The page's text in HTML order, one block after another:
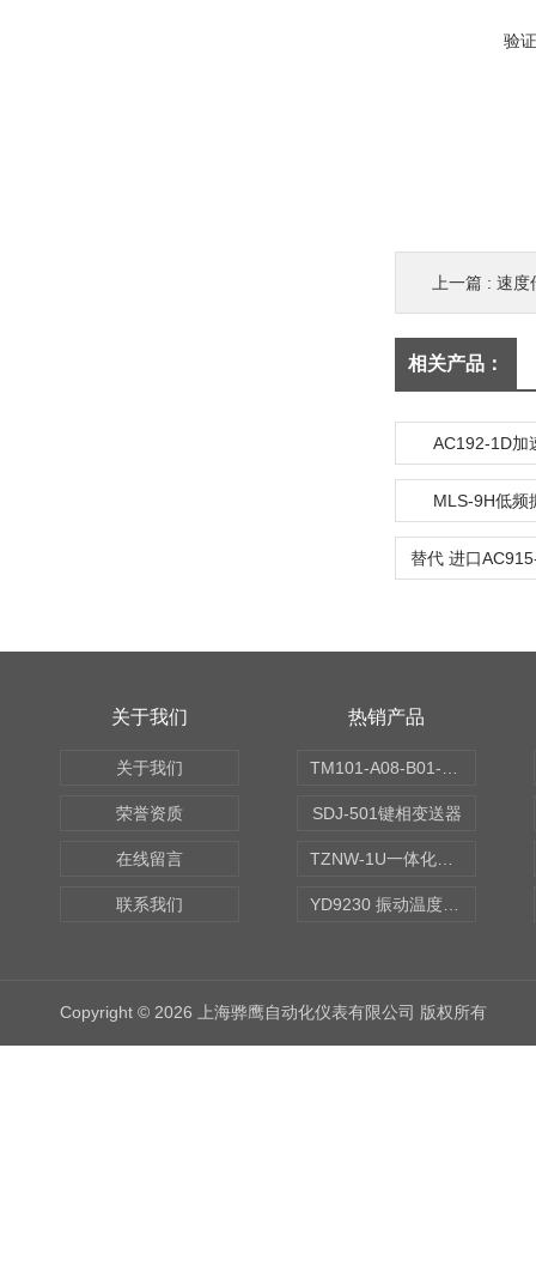
验
上一篇 : 速度
相关产品：
AC192-1D加
MLS-9H低频
关于我们
关于我们
荣誉资质
在线留言
联系我们
热销产品
SDJ-501键相变送器
Copyright © 2026 上海骅鹰自动化仪表有限公司 版权所有